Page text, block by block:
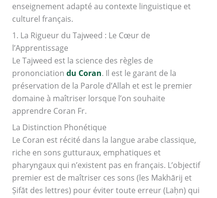
enseignement adapté au contexte linguistique et
culturel français.
1. La Rigueur du Tajweed : Le Cœur de
l’Apprentissage
Le Tajweed est la science des règles de
prononciation du Coran. Il est le garant de la
préservation de la Parole d’Allah et est le premier
domaine à maîtriser lorsque l’on souhaite
apprendre Coran Fr.
La Distinction Phonétique
Le Coran est récité dans la langue arabe classique,
riche en sons gutturaux, emphatiques et
pharyngaux qui n’existent pas en français. L’objectif
premier est de maîtriser ces sons (les Makhārij et
Ṣifāt des lettres) pour éviter toute erreur (Laḥn) qui